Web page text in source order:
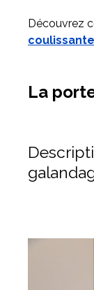
Découvrez
La